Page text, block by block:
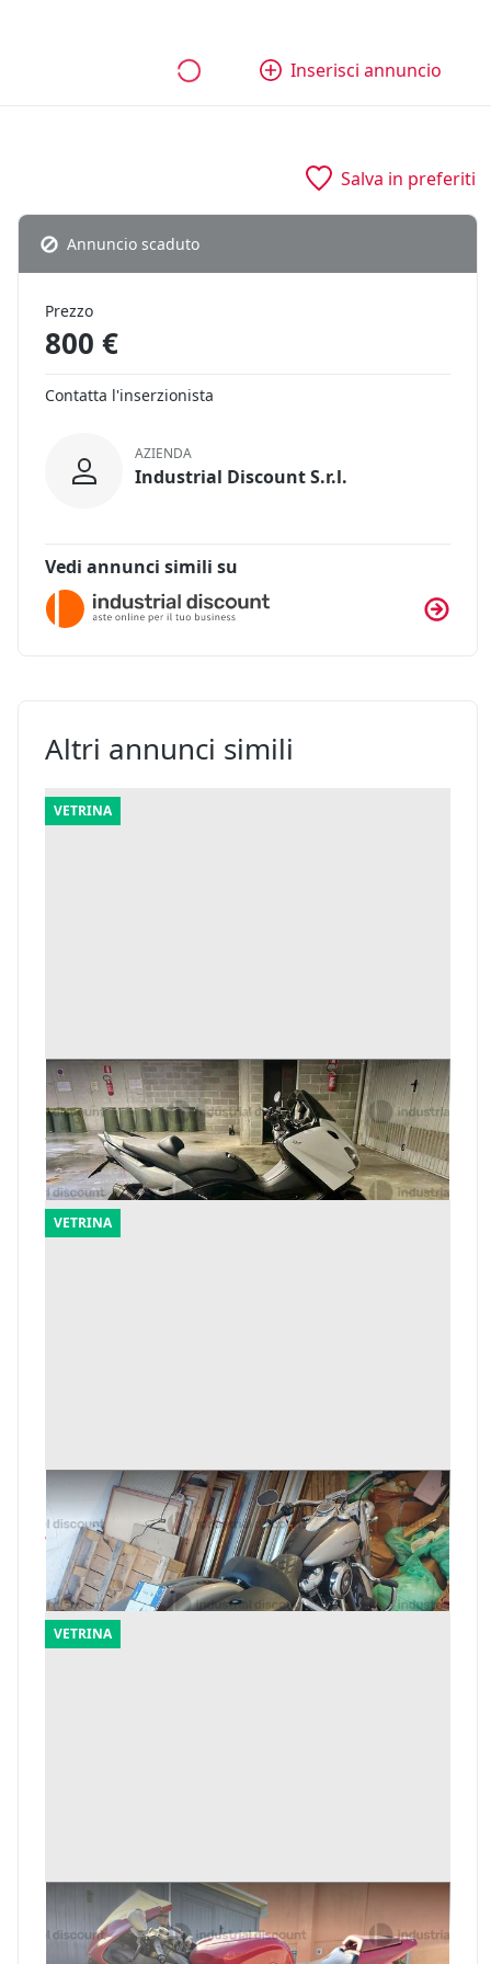
Inserisci annuncio
Salva in preferiti
Annuncio scaduto
Prezzo
800 €
Contatta l'inserzionista
AZIENDA
Industrial Discount S.r.l.
Vedi annunci simili su
Altri annunci simili
VETRINA
1#10144 Motociclo Yamaha T-MAX 500
Vidigulfo (Pavia)
Offerta minima
3.750 €
VETRINA
1#10069 Motociclo Harley Davidson
Cesano Boscone (Milano)
Offerta minima
7.000 €
VETRINA
1#10272 Motociclo MV Agusta
Offerta minima
1.000 €